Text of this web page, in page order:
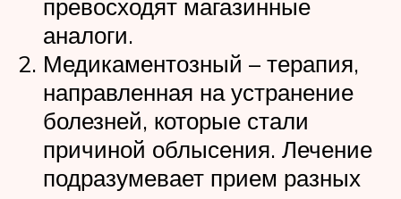
превосходят магазинные
аналоги.
Медикаментозный – терапия,
направленная на устранение
болезней, которые стали
причиной облысения. Лечение
подразумевает прием разных